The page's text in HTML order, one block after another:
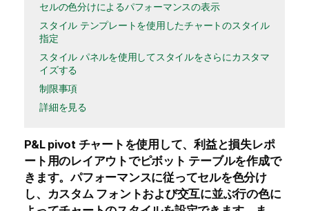
セルの色分けによるパフォーマンスの表示
スタイル テンプレートを使用したチャートのスタイル
指定
スタイル パネルを使用してスタイルをさらにカスタマ
イズする
制限事項
詳細を見る
P&L pivotチャートを使用して、利益と損失レポ
ート用のレイアウトでピボット テーブルを作成で
きます。パフォーマンスに従ってセルを色分け
し、カスタム フォントおよび交互に並ぶ行の色に